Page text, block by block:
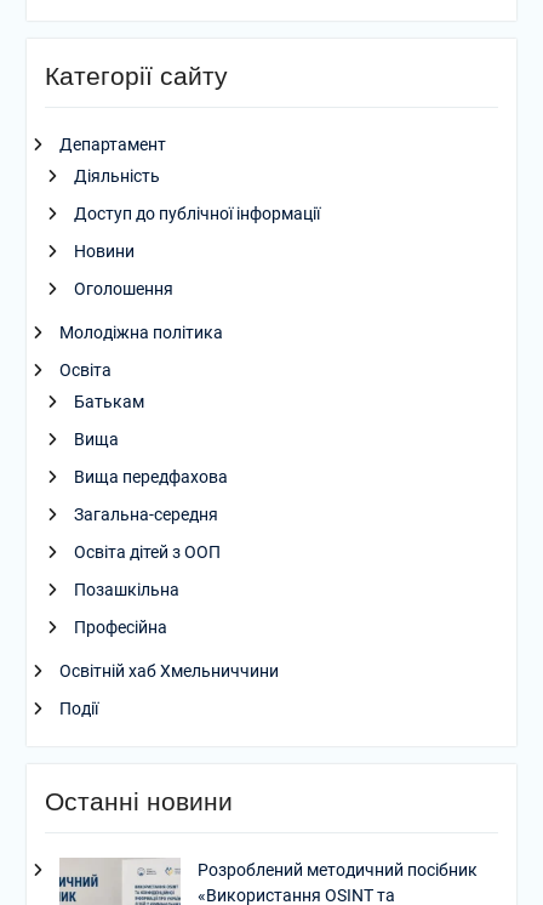
Категорії сайту
Департамент
Діяльність
Доступ до публічної інформації
Новини
Оголошення
Молодіжна політика
Освіта
Батькам
Вища
Вища передфахова
Загальна-середня
Освіта дітей з ООП
Позашкільна
Професійна
Освітній хаб Хмельниччини
Події
Останні новини
Розроблений методичний посібник
«Використання OSINT та